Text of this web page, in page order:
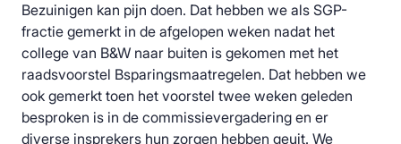
Bezuinigen kan pijn doen. Dat hebben we als SGP-
fractie gemerkt in de afgelopen weken nadat het
college van B&W naar buiten is gekomen met het
raadsvoorstel Bsparingsmaatregelen. Dat hebben we
ook gemerkt toen het voorstel twee weken geleden
besproken is in de commissievergadering en er
diverse insprekers hun zorgen hebben geuit. We